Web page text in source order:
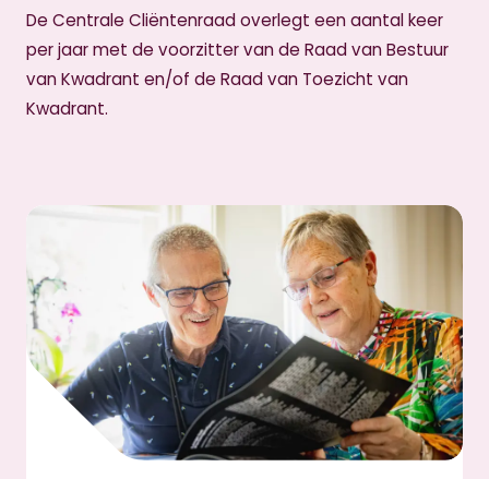
De Centrale Cliëntenraad overlegt een aantal keer
per jaar met de voorzitter van de Raad van Bestuur
van Kwadrant en/of de Raad van Toezicht van
Kwadrant.